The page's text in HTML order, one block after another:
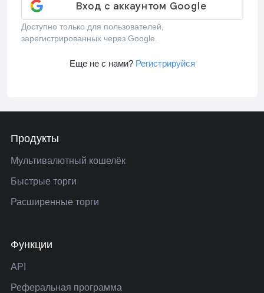
Доступно только для пользователей,
зарегистрированных через Google.
Еще не с нами? Регистрируйся
Продукты
Мультивалютный кошелёк
Быстрые торги
Расширенные торги
Функции
API
Реферальная программа